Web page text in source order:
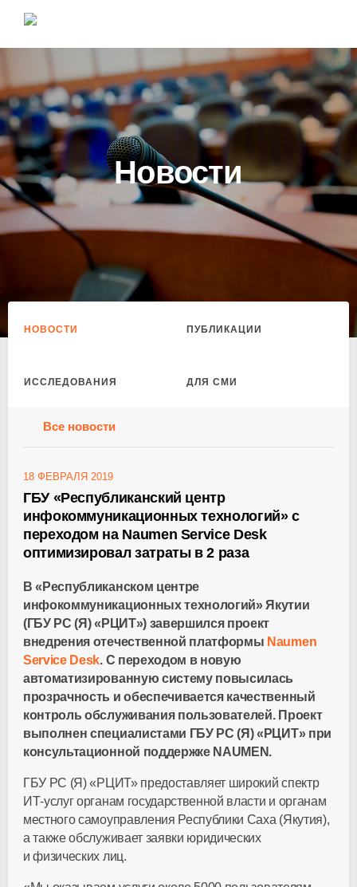
Новости
НОВОСТИ ПУБЛИКАЦИИ
ИССЛЕДОВАНИЯ ДЛЯ СМИ
Все новости
18 ФЕВРАЛЯ 2019
ГБУ «Республиканский центр
инфокоммуникационных технологий» с
переходом на Naumen Service Desk
оптимизировал затраты в 2 раза
В «Республиканском центре
инфокоммуникационных технологий» Якутии
(ГБУ РС (Я) «РЦИТ») завершился проект
внедрения отечественной платформы Naumen
Service Desk. С переходом в новую
автоматизированную систему повысилась
прозрачность и обеспечивается качественный
контроль обслуживания пользователей. Проект
выполнен специалистами ГБУ РС (Я) «РЦИТ» при
консультационной поддержке NAUMEN.
ГБУ РС (Я) «РЦИТ» предоставляет широкий спектр
ИТ-услугорганам государственной власти и органам
местного самоуправления Республики Саха (Якутия),
а также обслуживает заявки юридических
и физических лиц.